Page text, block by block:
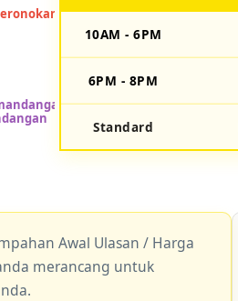
10AM - 6PM
6PM - 8PM
Standard
Awal Ulasan / Harga
merancang untuk